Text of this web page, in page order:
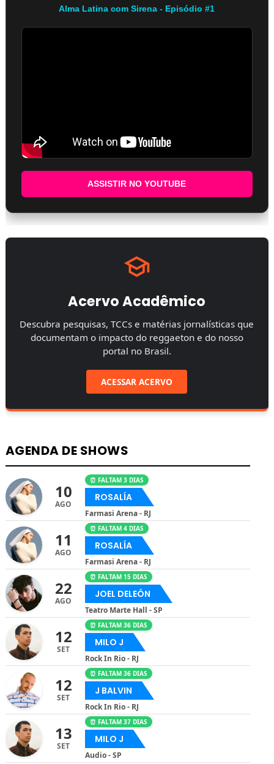
Alma Latina com Sirena - Episódio #1
ASSISTIR NO YOUTUBE
Acervo Acadêmico
Descubra pesquisas, TCCs e matérias jornalísticas que
documentam o impacto do reggaeton e do nosso
portal no Brasil.
ACESSAR ACERVO
AGENDA DE SHOWS
10
AGO
⏰ FALTAM 3 DIAS
ROSALÍA
Farmasi Arena - RJ
11
AGO
⏰ FALTAM 4 DIAS
ROSALÍA
Farmasi Arena - RJ
22
AGO
⏰ FALTAM 15 DIAS
JOEL DELEÓN
Teatro Marte Hall - SP
12
SET
⏰ FALTAM 36 DIAS
MILO J
Rock In Rio - RJ
12
SET
⏰ FALTAM 36 DIAS
J BALVIN
Rock In Rio - RJ
13
SET
⏰ FALTAM 37 DIAS
MILO J
Audio - SP